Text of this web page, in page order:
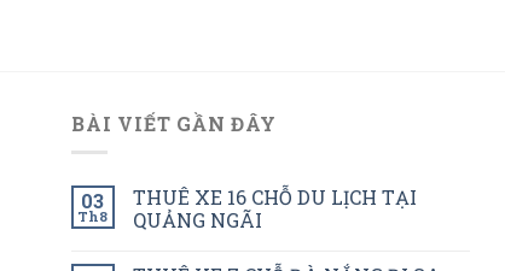
BÀI VIẾT GẦN ĐÂY
03
Th8
THUÊ XE 16 CHỖ DU LỊCH TẠI
QUẢNG NGÃI